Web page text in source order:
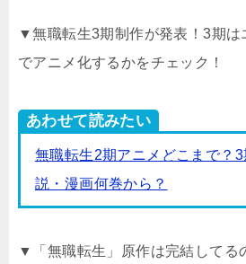
▼無職転生3期制作が発表！3期は
でアニメ化するかをチェック！
あわせて読みたい
無職転生2期アニメどこまで？
説・漫画何巻から？
▼「無職転生」原作は完結してる